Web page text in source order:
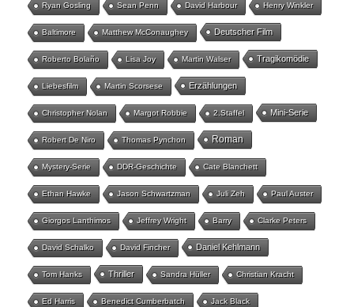
Ryan Gosling Sean Penn David Harbour Henry Winkler
Baltimore Matthew McConaughey Deutscher Film
Roberto Bolaño Lisa Joy Martin Walser Tragikomödie
Liebesfilm Martin Scorsese Erzählungen
Christopher Nolan Margot Robbie 2.Staffel Mini-Serie
Robert De Niro Thomas Pynchon Roman
Mystery-Serie DDR-Geschichte Cate Blanchett
Ethan Hawke Jason Schwartzman Juli Zeh Paul Auster
Giorgos Lanthimos Jeffrey Wright Barry Clarke Peters
David Schalko David Fincher Daniel Kehlmann
Tom Hanks Thriller Sandra Hüller Christian Kracht
Ed Harris Benedict Cumberbatch Jack Black